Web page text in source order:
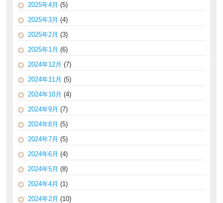
2025年4月 (5)
2025年3月 (4)
2025年2月 (3)
2025年1月 (6)
2024年12月 (7)
2024年11月 (5)
2024年10月 (4)
2024年9月 (7)
2024年8月 (5)
2024年7月 (5)
2024年6月 (4)
2024年5月 (8)
2024年4月 (1)
2024年2月 (10)